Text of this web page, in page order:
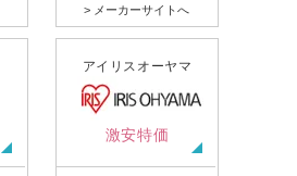
> メーカーサイトへ
アイリスオーヤマ
激安特価